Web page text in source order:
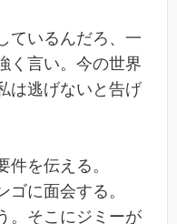
ているんだろ、一
く言い。今の世界
は逃げないと告げ
件を伝える。
に面会する。
。そこにジミーが